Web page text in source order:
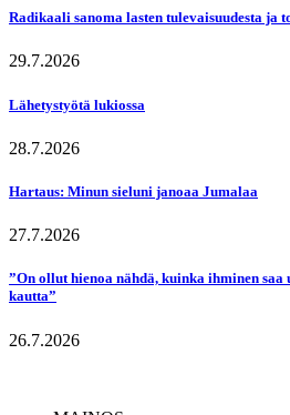
Radikaali sanoma lasten tulevaisuudesta ja
29.7.2026
Lähetystyötä lukiossa
28.7.2026
Hartaus: Minun sieluni janoaa Jumalaa
27.7.2026
”On ollut hienoa nähdä, kuinka ihminen saa
kautta”
26.7.2026